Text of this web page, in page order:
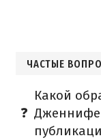
ЧАСТЫЕ
Какой